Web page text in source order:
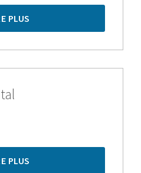
PLUS
PLUS